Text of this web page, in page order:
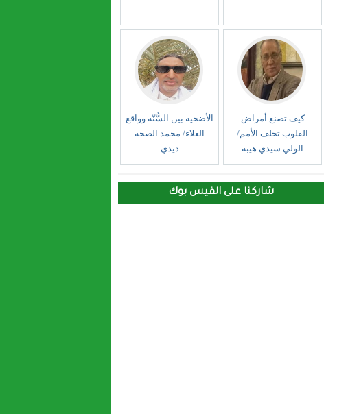
كيف تصنع أمراض
القلوب تخلف الأمم/
الولي سيدي هيبه
الأضحية بين السُّنّة وواقع
الغلاء/ محمد الصحه
ديدي
شاركنا على الفيس بوك